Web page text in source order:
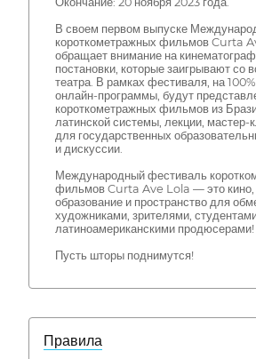
В своем первом выпуске
короткометражных фильмов Curta
обращает внимание на
постановки, которые заигрывают со
театра. В рамках фестиваля, на
онлайн-программы, будут
короткометражных фильмов из
латинской системы, лекции, мастер-
для государственных
и дискуссии.
Международный фестиваль
фильмов Curta Ave Lola — это кино,
образование и пространство для
художниками, зрителями,
латиноамериканскими продюсерами!
Пусть шторы поднимутся!
Правила